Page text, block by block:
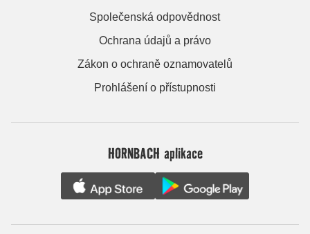
Společenská odpovědnost
Ochrana údajů a právo
Zákon o ochraně oznamovatelů
Prohlášení o přístupnosti
HORNBACH aplikace